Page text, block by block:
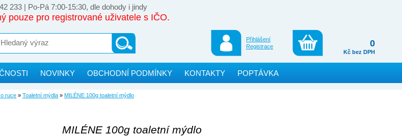
233 | Po-Pá 7:00-15:30, dle dohody i jindy
pouze pro registrované uživatele s IČO.
0
Kč bez DPH
Přihlášení
Registrace
NOVINKY OBCHODNÍ PODMÍNKY KONTAKTY POPTÁVKA
ruce » Toaletní mýdla » MILÉNE 100g toaletní mýdlo
MILÉNE 100g toaletní mýdlo